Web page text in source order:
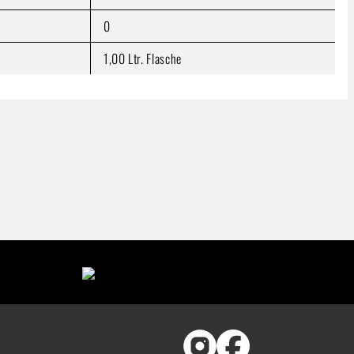
0
1,00 Ltr. Flasche